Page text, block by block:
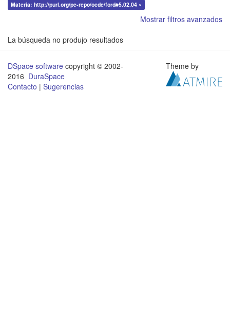
Materia: http://purl.org/pe-repo/ocde/ford#5.02.04 ×
Mostrar filtros avanzados
La búsqueda no produjo resultados
DSpace software copyright © 2002-
2016 DuraSpace
Contacto | Sugerencias
Theme by